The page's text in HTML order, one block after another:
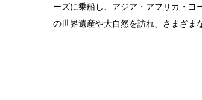
ーズに乗船し、アジア・アフリカ・
の世界遺産や大自然を訪れ、さまざま